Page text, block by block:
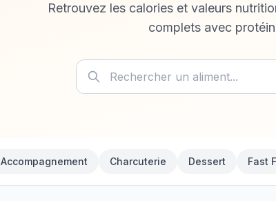
Retrouvez les calories et valeurs
complets avec
Accompagnement Charcuterie Dessert Fast